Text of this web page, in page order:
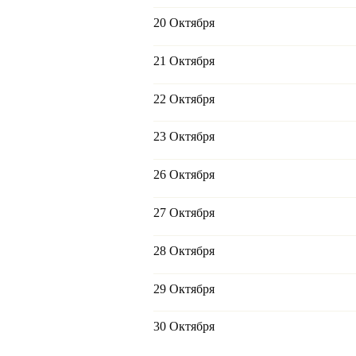
20 Октября
21 Октября
22 Октября
23 Октября
26 Октября
27 Октября
28 Октября
29 Октября
30 Октября